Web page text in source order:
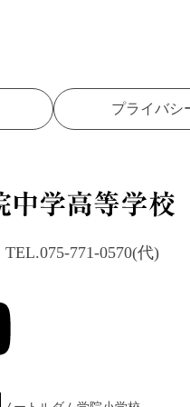
プライバシ
TEL.075-771-0570(代)